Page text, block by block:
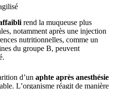
rend la muqueuse plus
notamment après une injection
nutritionnelles, comme un
du groupe B, peuvent
d’un aphte après anesthésie
L’organisme réagit de manière